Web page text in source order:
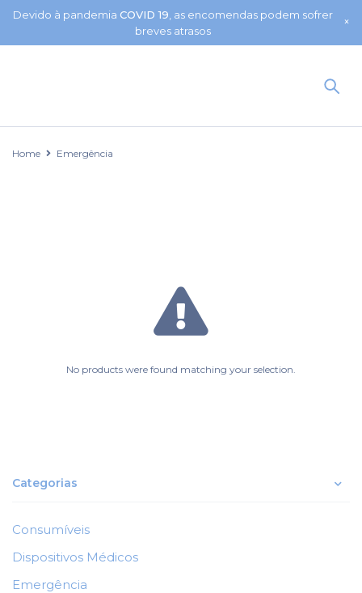
Devido à pandemia COVID 19 , as encomendas podem sofrer
breves atrasos
Home Emergência
Categorias
Consumíveis
Dispositivos Médicos
Emergência
No products were found matching your selection.